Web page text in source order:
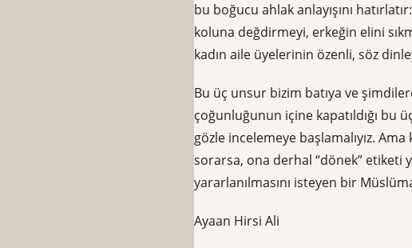
bu boğucu ahlak anlayışını
koluna değdirmeyi, erkeğin elini
kadın aile üyelerinin özenli, söz
Bu üç unsur bizim batıya ve
çoğunluğunun içine kapatıldığı
gözle incelemeye başlamalıyız.
sorarsa, ona derhal “dönek” etiketi
yararlanılmasını isteyen bir
Ayaan Hirsi Ali